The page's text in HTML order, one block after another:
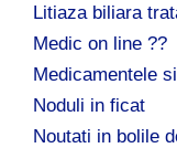
Litiaza biliara
Medic on line ??
Medicamentele
Noduli in ficat
Noutati in bolile